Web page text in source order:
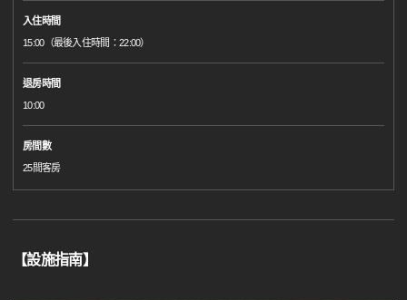
入住時間
15:00（最後入住時間：22:00）
退房時間
10:00
房間數
25間客房
【設施指南】